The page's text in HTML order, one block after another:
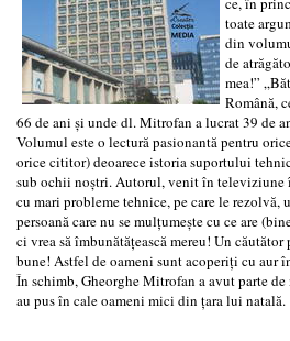
toate
din
de
mea!”
Română,
66 de ani și unde dl. Mitrofan a lucrat 39 de
Volumul este o lectură pasionantă pentru
orice cititor) deoarece istoria suportului
sub ochii noștri. Autorul, venit în televiziune
cu mari probleme tehnice, pe care le rezolvă,
persoană care nu se mulțumește cu ce are
ci vrea să îmbunătățească mereu! Un
bune! Astfel de oameni sunt acoperiți cu aur
În schimb, Gheorghe Mitrofan a avut parte
au pus în cale oameni mici din țara lui natală.